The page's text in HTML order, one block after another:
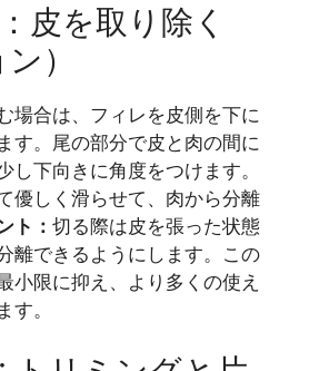
皮を取り除く
）
場合は、フィレを皮側を下に
す。尾の部分で皮と肉の間に
し下向きに角度をつけます。
優しく滑らせて、肉から分離
ト： 切る際は皮を張った状態
離できるようにします。この
小限に抑え、より多くの使え
す。